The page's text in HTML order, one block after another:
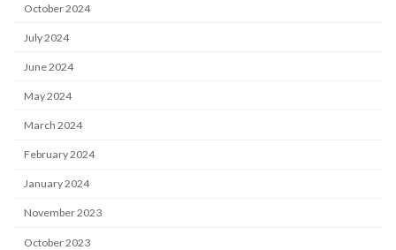
October 2024
July 2024
June 2024
May 2024
March 2024
February 2024
January 2024
November 2023
October 2023